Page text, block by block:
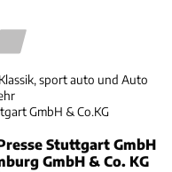
sport auto und Auto
GmbH & Co.KG
Stuttgart GmbH
GmbH & Co. KG